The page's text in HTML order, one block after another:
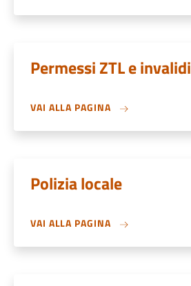
Permessi ZTL e invalidi
VAI ALLA PAGINA
Polizia locale
VAI ALLA PAGINA